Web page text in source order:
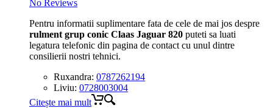
No Reviews
Pentru informatii suplimentare fata de cele de mai jos despre
rulment grup conic Claas Jaguar 820 puteti sa luati
legatura telefonic din pagina de contact cu unul dintre
consilierii nostri tehnici.
Ruxandra: 0787262194
Liviu: 0728003004
Citește mai mult